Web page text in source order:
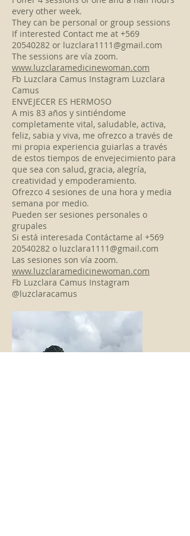
every other week.
They can be personal or group sessions
If interested Contact me at +569
20540282 or luzclara1111@gmail.com
The sessions are vía zoom.
www.luzclaramedicinewoman.com
Fb Luzclara Camus Instagram Luzclara
Camus
ENVEJECER ES HERMOSO
A mis 83 años y sintiéndome
completamente vital, saludable, activa,
feliz, sabia y viva, me ofrezco a través de
mi propia experiencia guiarlas a través
de estos tiempos de envejecimiento para
que sea con salud, gracia, alegría,
creatividad y empoderamiento.
Ofrezco 4 sesiones de una hora y media
semana por medio.
Pueden ser sesiones personales o
grupales
Si está interesada Contáctame al +569
20540282 o luzclara1111@gmail.com
Las sesiones son vía zoom.
www.luzclaramedicinewoman.com
Fb Luzclara Camus Instagram
@luzclaracamus